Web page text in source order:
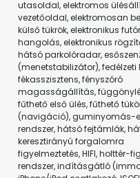
utasoldal, elektromos
vezetőoldal, elektromosan
külső tükrök, elektronikus
hangolás, elektronikus
hátsó parkolóradar,
(menetstabilizátor), fedélzeti
fékasszisztens, fényszóró
magasságállítás,
fűthető első ülés, fűthető
(navigáció), guminyomás-
rendszer, hátsó fejtámlák,
keresztirányú forgalomra
figyelmeztetés, HIFI, holttér-
rendszer, indításgátló